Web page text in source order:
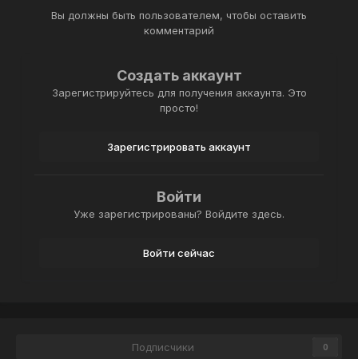
Вы должны быть пользователем, чтобы оставить
комментарий
Создать аккаунт
Зарегистрируйтесь для получения аккаунта. Это
просто!
Зарегистрировать аккаунт
Войти
Уже зарегистрированы? Войдите здесь.
Войти сейчас
Подписчики 0